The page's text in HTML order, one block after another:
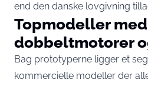
end den danske lovgivning
Topmodeller med
dobbeltmotorer
Bag prototyperne ligger et
kommercielle modeller der